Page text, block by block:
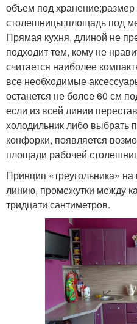
объем под хранение;размер
столешницы;площадь под
Прямая кухня, длиной не
подходит тем, кому не
считается наиболее
все необходимые
останется не более 60 см
если из всей линии
холодильник либо выбрать
конфорки, появляется
площади рабочей
Принцип «треугольника»
линию, промежутки между
тридцати сантиметров.